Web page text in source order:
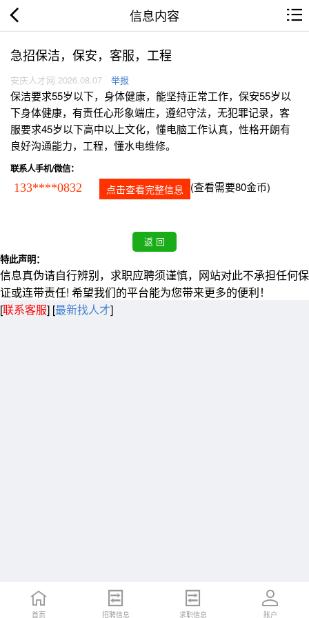
信息内容
急招保洁，保安，客服，工程
安庆人才网 2026.08.07 举报
保洁要求55岁以下，身体健康，能坚持正常工作，保安55岁以
下身体健康，有责任心形象端庄，遵纪守法，无犯罪记录，客
服要求45岁以下高中以上文化，懂电脑工作认真，性格开朗有
良好沟通能力，工程，懂水电维修。
联系人手机/微信：
133****0832 点击查看完整信息 (查看需要80金币)
特此声明：
信息真伪请自行辨别，求职应聘须谨慎，网站对此不承担任何保
证或连带责任! 希望我们的平台能为您带来更多的便利！
[联系客服] [最新找人才]
首页 招聘信息 求职信息 账户